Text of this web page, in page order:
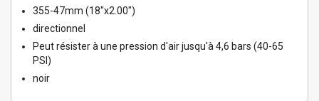
355-47mm (18"x2.00")
directionnel
Peut résister à une pression d'air jusqu'à 4,6 bars (40-65
PSI)
noir